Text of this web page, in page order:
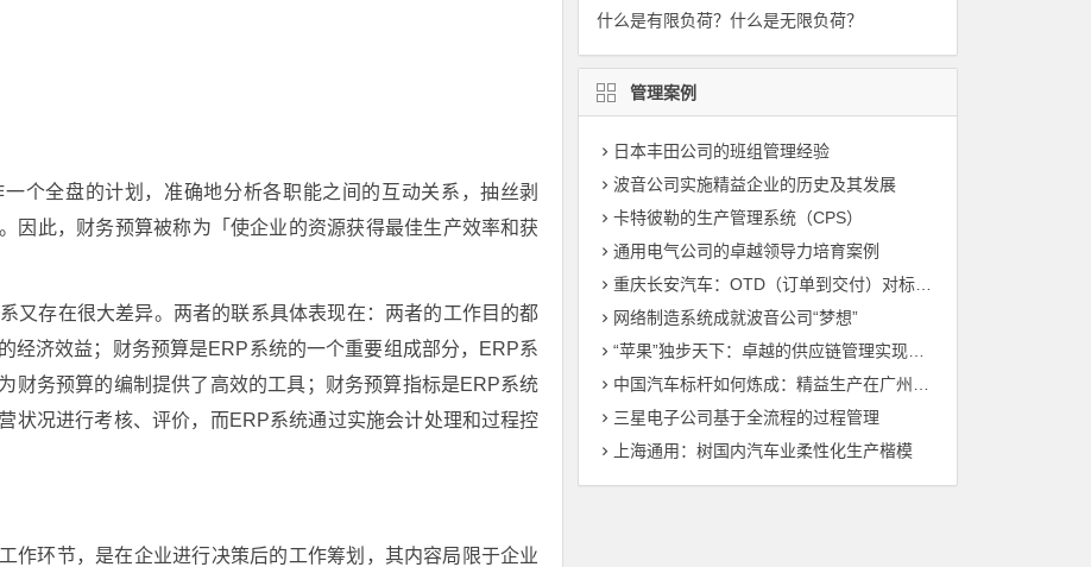
个全盘的计划，准确地分析各职能之间的互动关系，抽丝剥
因此，财务预算被称为「使企业的资源获得最佳生产效率和获
又存在很大差异。两者的联系具体表现在：两者的工作目的都
经济效益；财务预算是ERP系统的一个重要组成部分，ERP系
财务预算的编制提供了高效的工具；财务预算指标是ERP系统
状况进行考核、评价，而ERP系统通过实施会计处理和过程控
作环节，是在企业进行决策后的工作筹划，其内容局限于企业
什么是有限负荷？什么是无限负荷？
管理案例
日本丰田公司的班组管理经验
波音公司实施精益企业的历史及其发展
卡特彼勒的生产管理系统（CPS）
通用电气公司的卓越领导力培育案例
重庆长安汽车：OTD（订单到交付）对标管理（标杆管理）
网络制造系统成就波音公司“梦想”
“苹果”独步天下：卓越的供应链管理实现敏捷制造
中国汽车标杆如何炼成：精益生产在广州丰田的运用
三星电子公司基于全流程的过程管理
上海通用：树国内汽车业柔性化生产楷模